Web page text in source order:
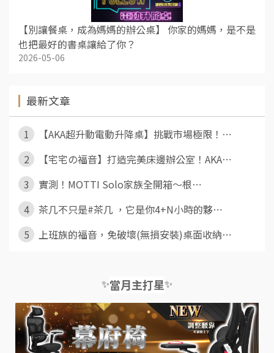
【別讓餐桌，成為媽媽的辦公桌】 你家的媽媽，是不是
也把最好的書桌讓給了你？
2026-05-06
最新文章
1
【AKA超升動電動升降桌】挑戰市場極限！⋯
2
【宅宅の福音】打造完美床邊辦公室！AKA⋯
3
實測！MOTTI Solo家族全開箱～根⋯
4
茶几不只是#茶几 ，它是你4+N小時的夥⋯
5
上班族的福音，免破壞(無損安裝)桌面收納⋯
✨當月主打星✨